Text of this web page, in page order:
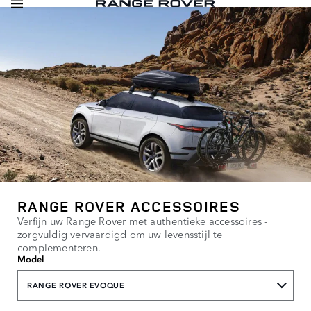
RANGE ROVER ACCESSOIRES
Verfijn uw Range Rover met authentieke accessoires -
zorgvuldig vervaardigd om uw levensstijl te
complementeren.
Model
RANGE ROVER EVOQUE